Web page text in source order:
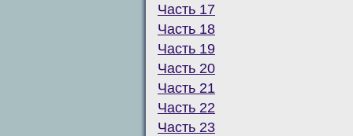
Часть 17
Часть 18
Часть 19
Часть 20
Часть 21
Часть 22
Часть 23